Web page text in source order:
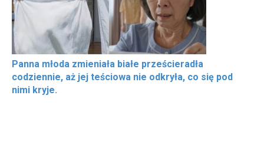
Panna młoda zmieniała białe prześcieradła
codziennie, aż jej teściowa nie odkryła, co się pod
nimi kryje.